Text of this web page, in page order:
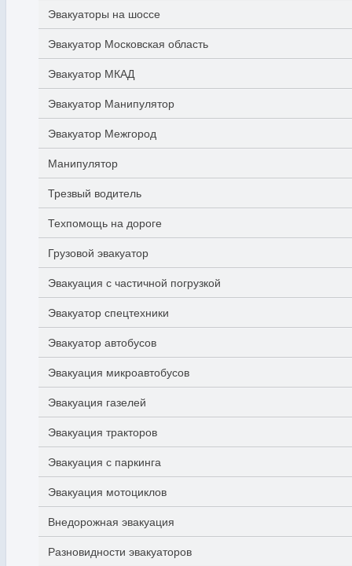
Эвакуаторы на шоссе
Эвакуатор Московская область
Эвакуатор МКАД
Эвакуатор Манипулятор
Эвакуатор Межгород
Манипулятор
Трезвый водитель
Техпомощь на дороге
Грузовой эвакуатор
Эвакуация с частичной погрузкой
Эвакуатор спецтехники
Эвакуатор автобусов
Эвакуация микроавтобусов
Эвакуация газелей
Эвакуация тракторов
Эвакуация с паркинга
Эвакуация мотоциклов
Внедорожная эвакуация
Разновидности эвакуаторов